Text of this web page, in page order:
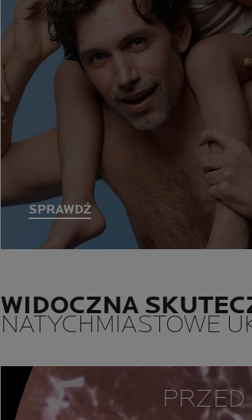
SPRAWDŹ
WIDOCZNA
NATYCHMIASTOWE
PRZED